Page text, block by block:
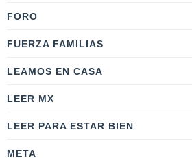
FORO
FUERZA FAMILIAS
LEAMOS EN CASA
LEER MX
LEER PARA ESTAR BIEN
META